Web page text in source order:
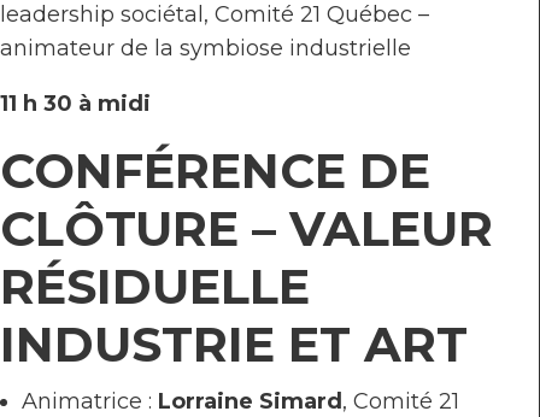
leadership sociétal, Comité 21 Québec –
animateur de la symbiose industrielle
11 h 30 à midi
CONFÉRENCE DE
CLÔTURE –VALEUR
RÉSIDUELLE
INDUSTRIE ET ART
Animatrice : Lorraine Simard , Comité 21